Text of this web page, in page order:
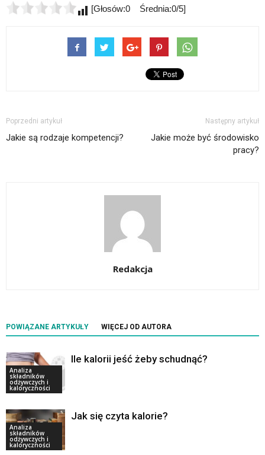
[Głosów:0 Średnia:0/5]
Poprzedni artykuł
Jakie są rodzaje kompetencji?
Następny artykuł
Jakie może być środowisko
pracy?
Redakcja
POWIĄZANE ARTYKUŁY WIĘCEJ OD AUTORA
Analiza
składników
odżywczych i
kaloryczności
Ile kalorii jeść żeby schudnąć?
Analiza
składników
odżywczych i
kaloryczności
Jak się czyta kalorie?